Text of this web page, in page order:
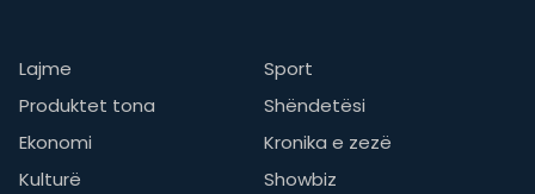
Lajme
Sport
Produktet tona
Shëndetësi
Ekonomi
Kronika e zezë
Kulturë
Showbiz